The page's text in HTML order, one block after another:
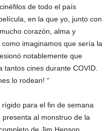
de todo el país
en la que yo, junto con
corazón, alma y
imaginamos que sería la
notablemente que
cines durante COVID.
lo rodean! “
para el fin de semana
al monstruo de la